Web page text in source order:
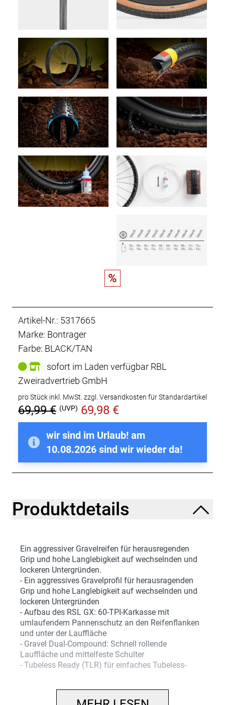
%
Artikel-Nr.: 5317665
Marke: Bontrager
Farbe: BLACK/TAN
sofort im Laden verfügbar RBL
Zweiradvertrieb GmbH
pro Stück inkl. MwSt. zzgl. Versandkosten für Standardartikel
69,99 € (UVP) 69,98 €
wir sind im Urlaub! am
10.08.2026 sind wir wieder da!
Produktdetails
Ein aggressiver Gravelreifen für herausregenden
Grip und hohe Langlebigkeit auf wechselnden und
lockeren Untergründen.
- Ein aggressives Gravelprofil für herausragenden
Grip und hohe Langlebigkeit auf wechselnden und
lockeren Untergründen
- Aufbau des RSL GX: 60-TPI-Karkasse mit
umlaufendem Pannenschutz an den Reifenflanken
und unter der Lauffläche
- Gravel Dual-Compound: Schnell rollende
Lauffläche und mittelfeste Schulter
- Tubeless Ready (TLR) für einfaches Tubeless-